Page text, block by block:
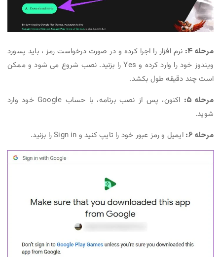
مرحله 4:
نرم افزار را اجرا کرده و در صورت درخواست رمز ، باید پسورد
ویندوز خود را وارد کرده و Yes را بزنید. نصب شروع می شود و ممکن
است چند دقیقه طول بکشد.
مرحله 5:
اکنون، پس از نصب برنامه، با حساب Google خود وارد
شوید.
مرحله 6:
ایمیل و رمز عبور خود را تایپ کنید و Sign in را بزنید.